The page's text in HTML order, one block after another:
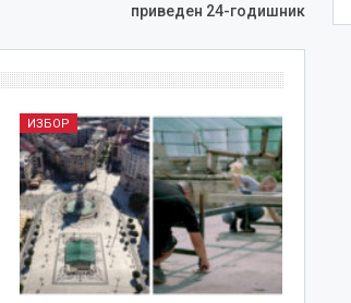
приведен 24-годишник
ИЗБОР